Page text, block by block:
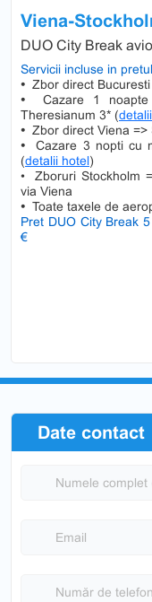
Viena-
DUO City Break
Servicii incluse in
• Zbor direct
• Cazare 1 noapte
Theresianum 3* (
• Zbor direct Viena =>
• Cazare 3 nopti cu
(detalii hotel)
• Zboruri Stockholm
via Viena
• Toate taxele de
Pret DUO City Break
€
Date contact
Numele
Email
Număr de telefon